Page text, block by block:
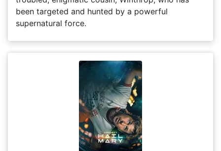
been targeted and hunted by a powerful
supernatural force.